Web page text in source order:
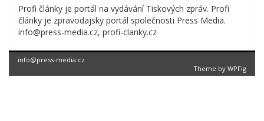
Profi články je portál na vydávání Tiskových zpráv. Profi
články je zpravodajsky portál společnosti Press Media.
info@press-media.cz, profi-clanky.cz
info@press-media.cz
Theme by WPFig